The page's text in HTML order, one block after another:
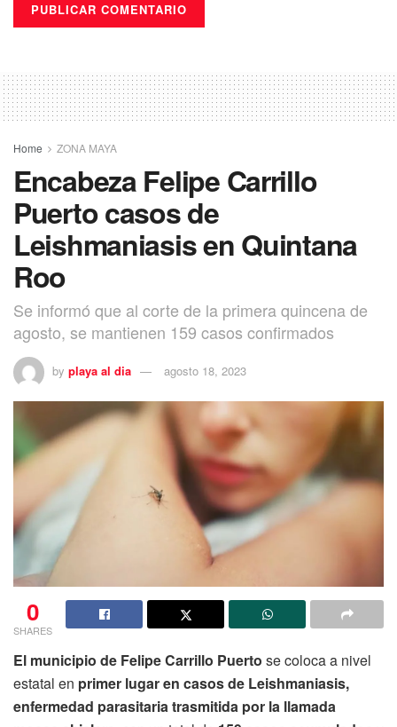
Home ZONA MAYA
Encabeza Felipe Carrillo
Puerto casos de
Leishmaniasis en Quintana
Roo
Se informó que al corte de la primera quincena de
agosto, se mantienen 159 casos confirmados
by playa al dia agosto 18, 2023
0
SHARES
El municipio de Felipe Carrillo Puerto se coloca a nivel
estatal en primer lugar en casos de Leishmaniasis,
enfermedad parasitaria trasmitida por la llamada